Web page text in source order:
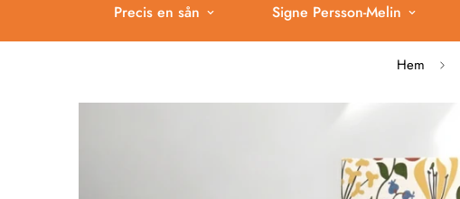
Precis en sån Signe Persson-Melin
Hem